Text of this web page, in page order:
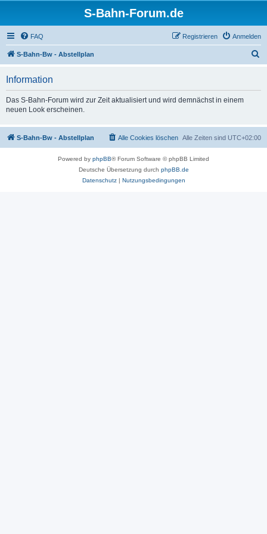
S-Bahn-Forum.de
FAQ Anmelden
Registrieren
S-Bahn-Bw - Abstellplan
Information
Das S-Bahn-Forum wird zur Zeit aktualisiert und wird demnächst in einem
neuen Look erscheinen.
S-Bahn-Bw - Abstellplan Alle Zeiten sind UTC+02:00
Alle Cookies löschen
Powered by phpBB® Forum Software © phpBB Limited
Deutsche Übersetzung durch phpBB.de
Datenschutz| Nutzungsbedingungen